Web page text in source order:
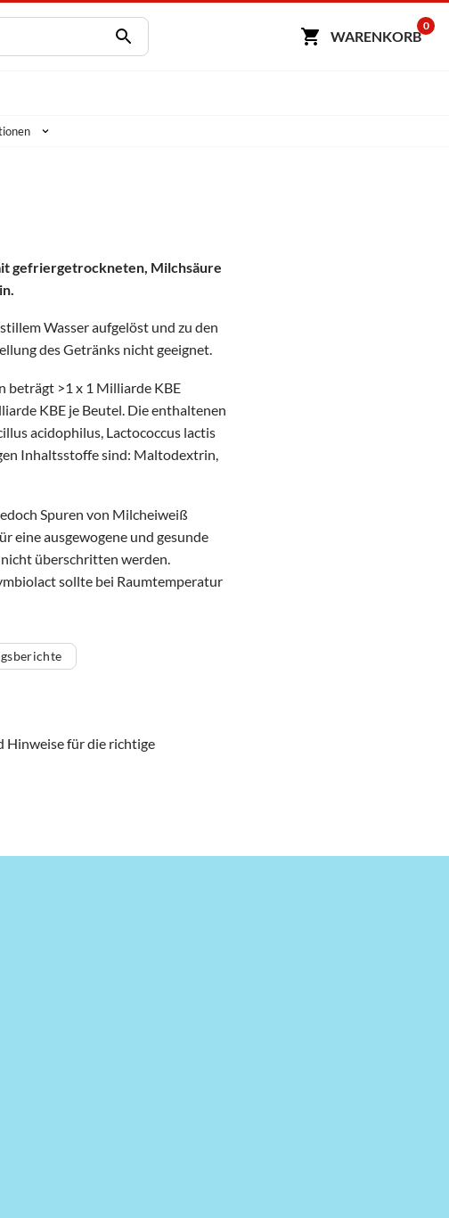
WARENKORB
0
gefriergetrockneten, Milchsäure
Wasser aufgelöst und zu den
des Getränks nicht geeignet.
beträgt >1 x 1 Milliarde KBE
KBE je Beutel. Die enthaltenen
acidophilus, Lactococcus lactis
Inhaltsstoffe sind: Maltodextrin,
Spuren von Milcheiweiß
eine ausgewogene und gesunde
überschritten werden.
sollte bei Raumtemperatur
Hinweise für die richtige